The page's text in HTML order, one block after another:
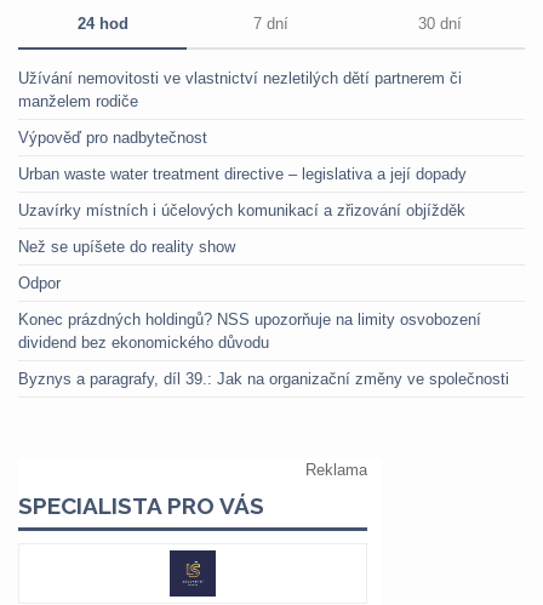
24 hod 7 dní 30 dní
Užívání nemovitosti ve vlastnictví nezletilých dětí partnerem či
manželem rodiče
Výpověď pro nadbytečnost
Urban waste water treatment directive – legislativa a její dopady
Uzavírky místních i účelových komunikací a zřizování objížděk
Než se upíšete do reality show
Odpor
Konec prázdných holdingů? NSS upozorňuje na limity osvobození
dividend bez ekonomického důvodu
Byznys a paragrafy, díl 39.: Jak na organizační změny ve společnosti